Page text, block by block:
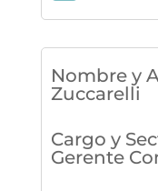
Nombre y
Zuccarelli
Cargo y
Gerente